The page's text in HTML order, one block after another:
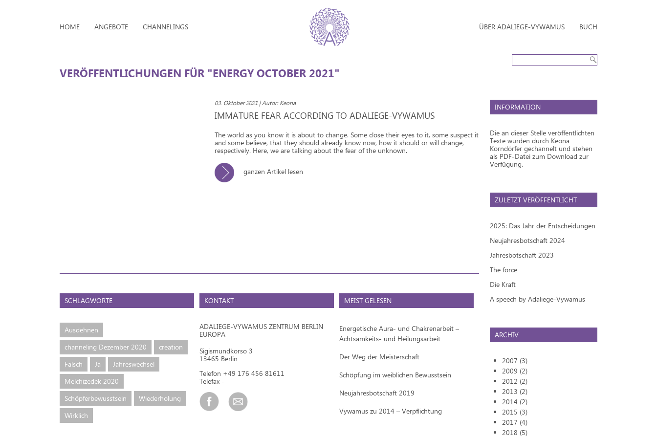
HOME ANGEBOTE CHANNELINGS ÜBER ADALIEGE-VYWAMUS BUCH
VERÖFFENTLICHUNGEN FÜR "ENERGY OCTOBER 2021"
03. Oktober 2021 | Autor: Keona
IMMATURE FEAR ACCORDING TO ADALIEGE-VYWAMUS
The world as you know it is about to change. Some close their eyes to it, some suspect it
and some believe, that they should already know now, how it should or will change,
respectively. Here, we are talking about the fear of the unknown.
ganzen Artikel lesen
SCHLAGWORTE
Ausdehnen
channeling Dezember 2020
creation
Falsch
Ja
Jahreswechsel
Melchizedek 2020
Schöpferbewusstsein
Wiederholung
Wirklich
KONTAKT
ADALIEGE-VYWAMUS ZENTRUM BERLIN
EUROPA
Sigismundkorso 3
13465 Berlin
Telefon +49 176 456 81611
Telefax -
MEIST GELESEN
Energetische Aura- und Chakrenarbeit –
Achtsamkeits- und Heilungsarbeit
Der Weg der Meisterschaft
Schöpfung im weiblichen Bewusstsein
Neujahresbotschaft 2019
Vywamus zu 2014 – Verpflichtung
INFORMATION
Die an dieser Stelle veröffentlichten
Texte wurden durch Keona
Korndörfer gechannelt und stehen
als PDF-Datei zum Download zur
Verfügung.
ZULETZT VERÖFFENTLICHT
2025: Das Jahr der Entscheidungen
Neujahresbotschaft 2024
Jahresbotschaft 2023
The force
Die Kraft
A speech by Adaliege-Vywamus
ARCHIV
2007 (3)
2009 (2)
2012 (2)
2013 (2)
2014 (2)
2015 (3)
2017 (4)
2018 (5)